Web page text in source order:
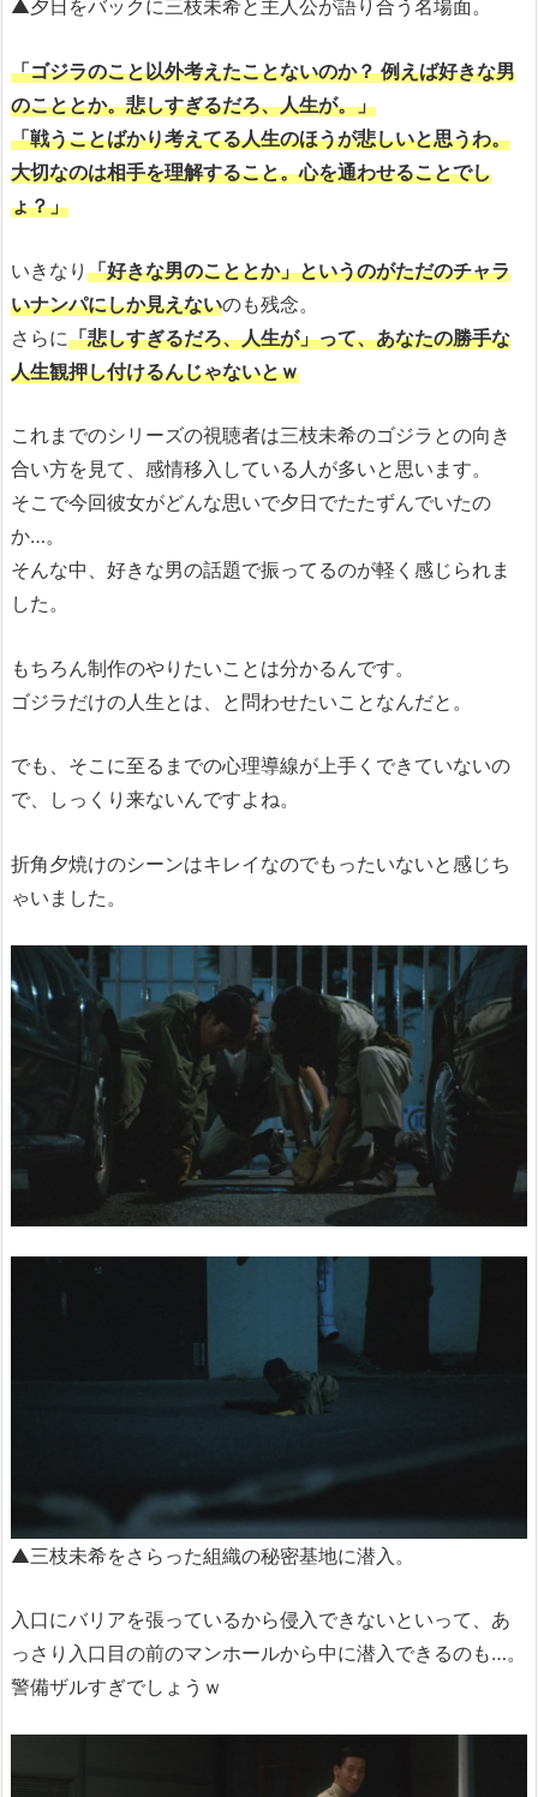
▲夕日をバックに三枝未希と主人公が語り合う名場面。
「ゴジラのこと以外考えたことないのか？ 例えば好きな男
のこととか。悲しすぎるだろ、人生が。」
「戦うことばかり考えてる人生のほうが悲しいと思うわ。
大切なのは相手を理解すること。心を通わせることでし
ょ？」
いきなり 「好きな男のこととか」というのがただのチャラ
いナンパにしか見えないのも残念。
さらに「悲しすぎるだろ、人生が」って、あなたの勝手な
人生観押し付けるんじゃないとｗ
これまでのシリーズの視聴者は三枝未希のゴジラとの向き
合い方を見て、感情移入している人が多いと思います。
そこで今回彼女がどんな思いで夕日でたたずんでいたの
か…。
そんな中、好きな男の話題で振ってるのが軽く感じられま
した。
もちろん制作のやりたいことは分かるんです。
ゴジラだけの人生とは、と問わせたいことなんだと。
でも、そこに至るまでの心理導線が上手くできていないの
で、しっくり来ないんですよね。
折角夕焼けのシーンはキレイなのでもったいないと感じち
ゃいました。
▲三枝未希をさらった組織の秘密基地に潜入。
入口にバリアを張っているから侵入できないといって、あ
っさり入口目の前のマンホールから中に潜入できるのも…。
警備ザルすぎでしょうｗ